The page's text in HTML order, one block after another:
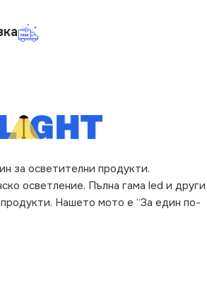
за осветителни продукти.
осветление. Пълна гама led и други
Нашето мото е “За един по-